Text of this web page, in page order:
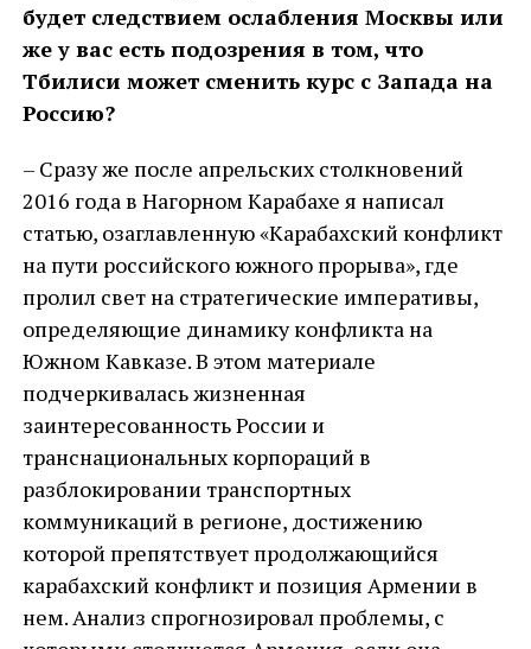
будет следствием ослабления Москвы или
же у вас есть подозрения в том, что
Тбилиси может сменить курс с Запада на
Россию?
– Сразу же после апрельских столкновений
2016 года в Нагорном Карабахе я написал
статью, озаглавленную «Карабахский конфликт
на пути российского южного прорыва», где
пролил свет на стратегические императивы,
определяющие динамику конфликта на
Южном Кавказе. В этом материале
подчеркивалась жизненная
заинтересованность России и
транснациональных корпораций в
разблокировании транспортных
коммуникаций в регионе, достижению
которой препятствует продолжающийся
карабахский конфликт и позиция Армении в
нем. Анализ спрогнозировал проблемы, с